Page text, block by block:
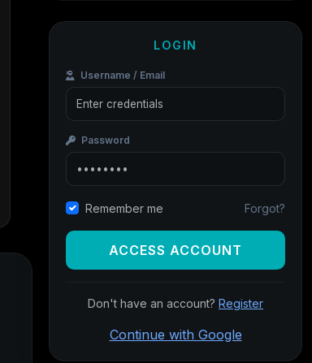
LOGIN
Username / Email
Password
Remember me Forgot?
ACCESS ACCOUNT
Don't have an account? Register
Continue with Google